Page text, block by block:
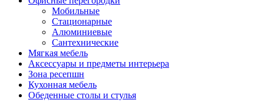
Мобильные
Стационарные
Алюминиевые
Сантехнические
Мягкая мебель
Аксессуары и предметы интерьера
Зона ресепшн
Кухонная мебель
Обеденные столы и стулья